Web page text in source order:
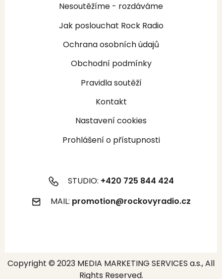
Nesoutěžíme - rozdáváme
Jak poslouchat Rock Radio
Ochrana osobních údajů
Obchodní podmínky
Pravidla soutěží
Kontakt
Nastavení cookies
Prohlášení o přístupnosti
STUDIO: +420 725 844 424
MAIL: promotion@rockovyradio.cz
Copyright © 2023 MEDIA MARKETING SERVICES a.s., All
Rights Reserved.